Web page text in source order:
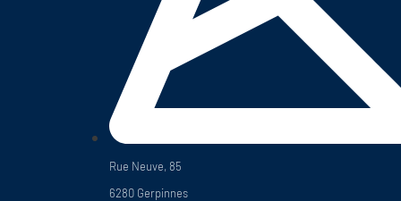
Rue Neuve, 85
6280 Gerpinnes